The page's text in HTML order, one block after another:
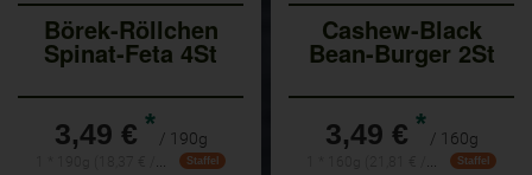
Börek-Röllchen
Spinat-Feta 4St
3,49 € * / 190g
Staffel
Cashew-Black
Bean-Burger 2St
3,49 € * / 160g
Staffel